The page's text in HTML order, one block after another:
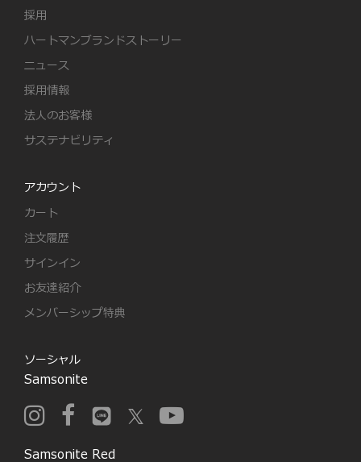
採用
ハートマンブランドストーリー
ニュース
採用情報
法人のお客様
サステナビリティ
アカウント
カート
注文履歴
サインイン
お友達紹介
メンバーシップ特典
ソーシャル
Samsonite
Samsonite Red